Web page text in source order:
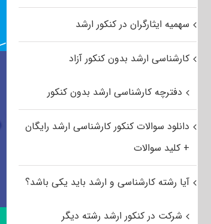
سهمیه ایثارگران در کنکور ارشد
کارشناسی ارشد بدون کنکور آزاد
دفترچه کارشناسی ارشد بدون کنکور
دانلود سوالات کنکور کارشناسی ارشد رایگان
+ کلید سوالات
آیا رشته کارشناسی و ارشد باید یکی باشد؟
شرکت در کنکور ارشد رشته دیگر